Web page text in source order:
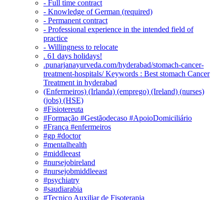
- Full time contract
- Knowledge of German (required)
- Permanent contract
- Professional experience in the intended field of
practice
- Willingness to relocate
. 61 days holidays!
.punarjanayurveda.com/hyderabad/stomach-cancer-
treatment-hospitals/ Keywords : Best stomach Cancer
Treatment in hyderabad
(Enfermeiros) (Irlanda) (emprego) (Ireland) (nurses)
(jobs) (HSE)
#Fisiotereuta
#Formação #Gestãodecaso #ApoioDomiciliário
#França #enfermeiros
#gp #doctor
#mentalhealth
#middleeast
#nursejobireland
#nursejobmiddleeast
#psychiatry
#saudiarabia
#Tecnico Auxiliar de Fisoterapia